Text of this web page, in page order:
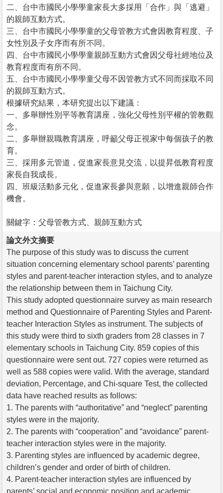
二、台中市國民小學學童家長大多採用「合作」與「逃避」
的親師互動方式。
三、台中市國民小學學童的父母管教方式會因教育程度、子
女性別及子女序而有所不同。
四、台中市國民小學學童親師互動方式會因父母社經地位及
教育程度而有所不同。
五、台中市國民小學學童父母不因管教方式不同而採取不同
的親師互動方式。
根據研究結果，本研究提出以下建議：
一、多舉辦性別平等教育講座，強化父母性別平權的管教觀
念。
二、多舉辦親職教育講座，呼籲父母正視家中每個孩子的教
育。
三、採用多元管道，促進家長意見交流，以提昇低教育程度
家長自我成長。
四、班級活動多元化，促進家長參與意願，以增進親師合作
機會。
關鍵字：父母管教方式、親師互動方式
論文外文摘要
The purpose of this study was to discuss the current
situation concerning elementary school parents’ parenting
styles and parent-teacher interaction styles, and to analyze
the relationship between them in Taichung City.
This study adopted questionnaire survey as main research
method and Questionnaire of Parenting Styles and Parent-
teacher Interaction Styles as instrument. The subjects of
this study were third to sixth graders from 28 classes in 7
elementary schools in Taichung City. 859 copies of this
questionnaire were sent out. 727 copies were returned as
well as 588 copies were valid. With the average, standard
deviation, Percentage, and Chi-square Test, the collected
data have reached results as follows:
1. The parents with “authoritative” and “neglect” parenting
styles were in the majority.
2. The parents with “cooperation” and “avoidance” parent-
teacher interaction styles were in the majority.
3. Parenting styles are influenced by academic degree,
children’s gender and order of birth of children.
4. Parent-teacher interaction styles are influenced by
parents’ social and economic position and academic